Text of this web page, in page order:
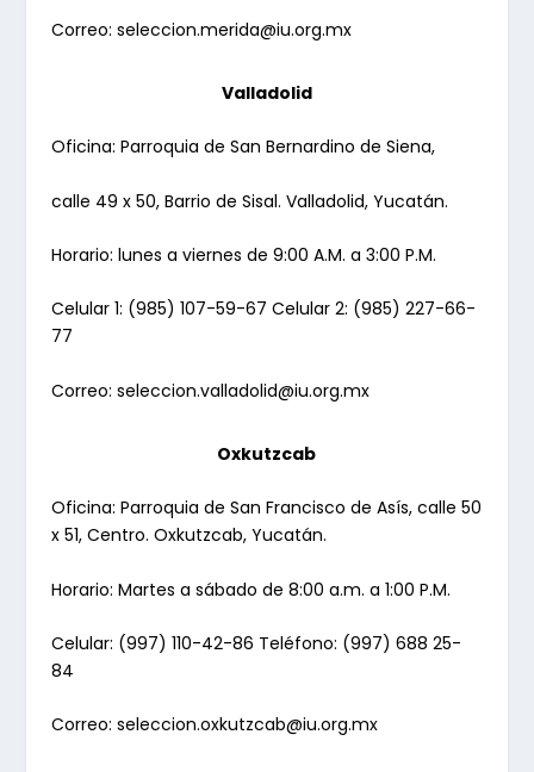
Correo: seleccion.merida@iu.org.mx
Valladolid
Oficina: Parroquia de San Bernardino de Siena,
calle 49 x 50, Barrio de Sisal. Valladolid, Yucatán.
Horario: lunes a viernes de 9:00 A.M. a 3:00 P.M.
Celular 1: (985) 107-59-67 Celular 2: (985) 227-66-
77
Correo: seleccion.valladolid@iu.org.mx
Oxkutzcab
Oficina: Parroquia de San Francisco de Asís, calle 50
x 51, Centro. Oxkutzcab, Yucatán.
Horario: Martes a sábado de 8:00 a.m. a 1:00 P.M.
Celular: (997) 110-42-86 Teléfono: (997) 688 25-
84
Correo: seleccion.oxkutzcab@iu.org.mx